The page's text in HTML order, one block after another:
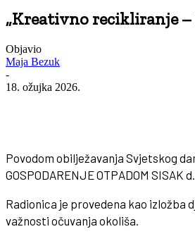
„Kreativno recikliranje –
Objavio
Maja Bezuk
-
18. ožujka 2026.
Povodom obilježavanja Svjetskog
GOSPODARENJE OTPADOM SISAK
Radionica je provedena kao
važnosti očuvanja okoliša.